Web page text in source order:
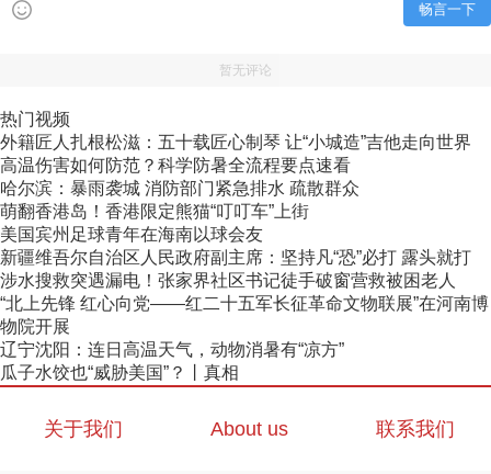
畅言一下
暂无评论
热门视频
外籍匠人扎根松滋：五十载匠心制琴 让“小城造”吉他走向世界
高温伤害如何防范？科学防暑全流程要点速看
哈尔滨：暴雨袭城 消防部门紧急排水 疏散群众
萌翻香港岛！香港限定熊猫“叮叮车”上街
美国宾州足球青年在海南以球会友
新疆维吾尔自治区人民政府副主席：坚持凡“恐”必打 露头就打
涉水搜救突遇漏电！张家界社区书记徒手破窗营救被困老人
“北上先锋 红心向党——红二十五军长征革命文物联展”在河南博
物院开展
辽宁沈阳：连日高温天气，动物消暑有“凉方”
瓜子水饺也“威胁美国”？丨真相
关于我们 About us 联系我们